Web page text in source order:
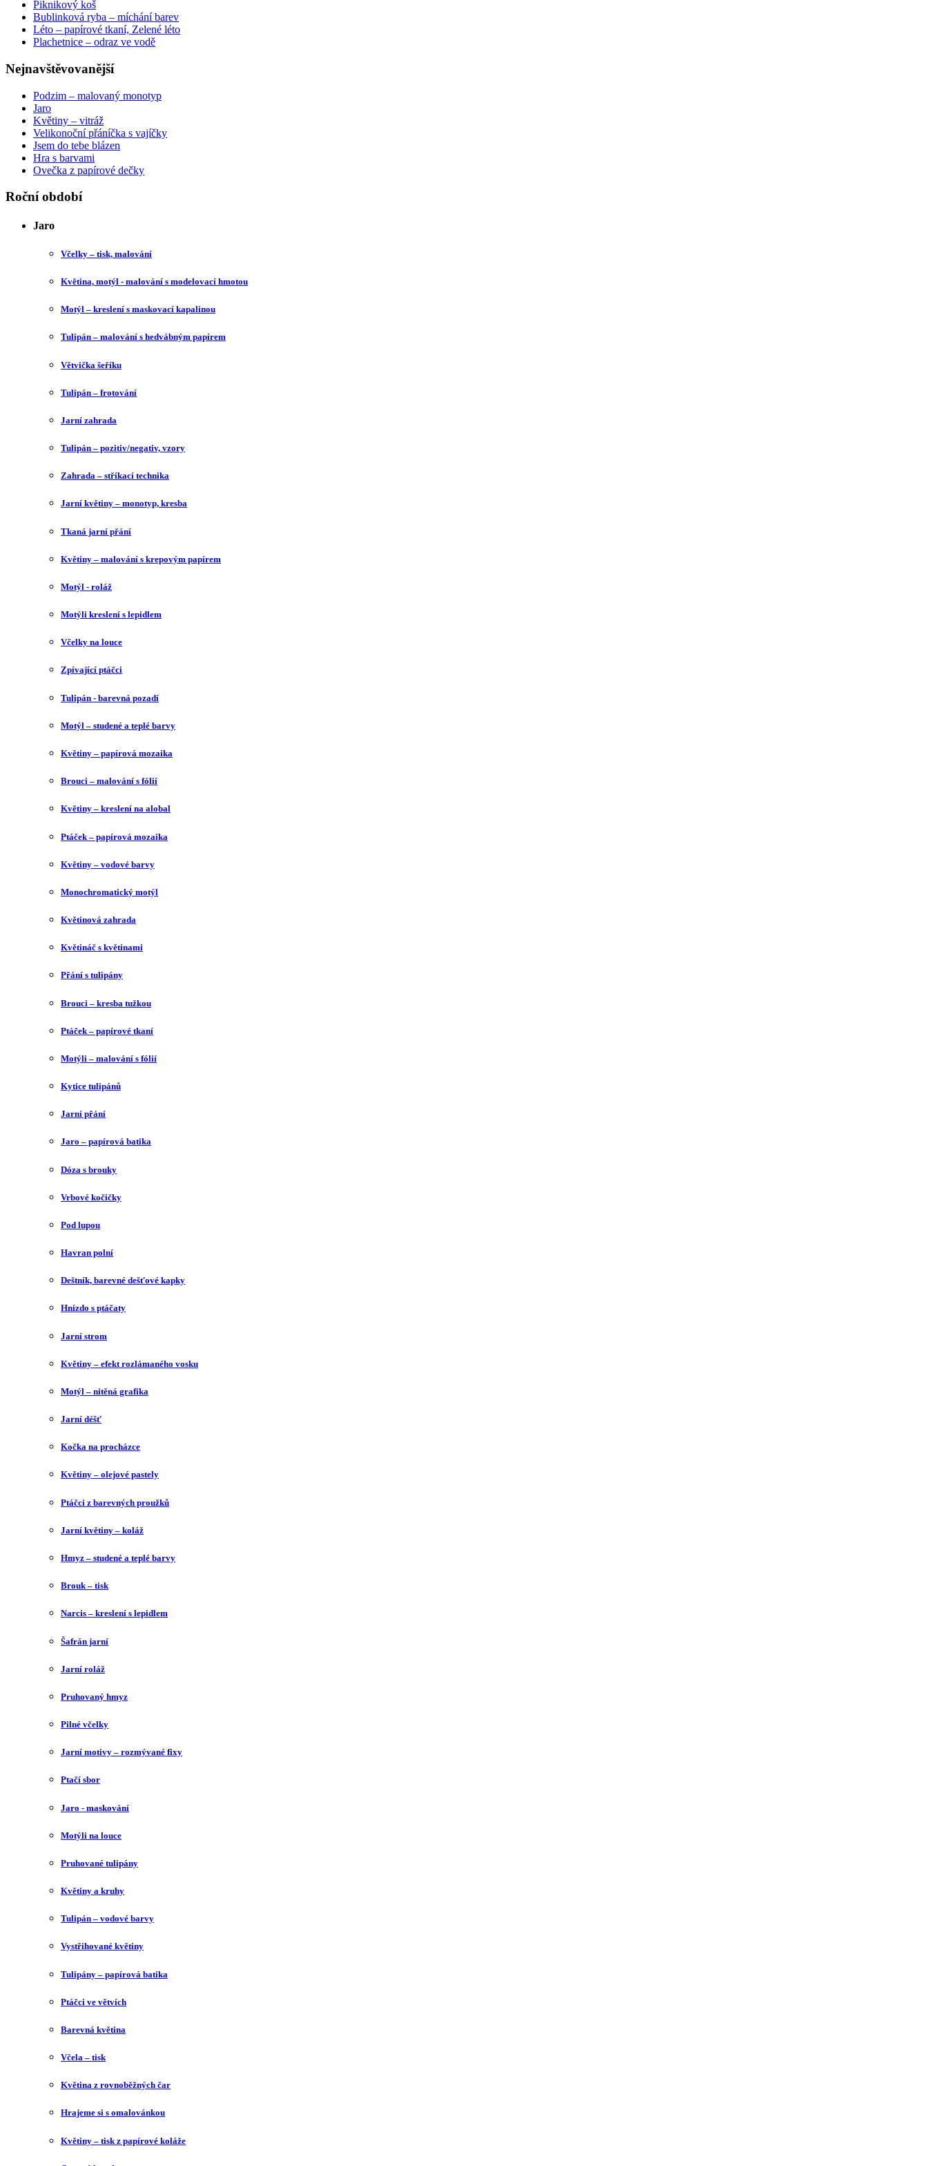
Piknikový koš
Bublinková ryba – míchání barev
Léto – papírové tkaní, Zelené léto
Plachetnice – odraz ve vodě
Nejnavštěvovanější
Podzim – malovaný monotyp
Jaro
Květiny – vitráž
Velikonoční přáníčka s vajíčky
Jsem do tebe blázen
Hra s barvami
Ovečka z papírové dečky
Roční období
Jaro
Včelky – tisk, malování
Květina, motýl - malování s modelovací hmotou
Motýl – kreslení s maskovací kapalinou
Tulipán – malování s hedvábným papírem
Větvička šeříku
Tulipán – frotování
Jarní zahrada
Tulipán – pozitiv/negativ, vzory
Zahrada – stříkací technika
Jarní květiny – monotyp, kresba
Tkaná jarní přání
Květiny – malování s krepovým papírem
Motýl - roláž
Motýli kreslení s lepidlem
Včelky na louce
Zpívající ptáčci
Tulipán - barevná pozadí
Motýl – studené a teplé barvy
Květiny – papírová mozaika
Brouci – malování s fólií
Květiny – kreslení na alobal
Ptáček – papírová mozaika
Květiny – vodové barvy
Monochromatický motýl
Květinová zahrada
Květináč s květinami
Přání s tulipány
Brouci – kresba tužkou
Ptáček – papírové tkaní
Motýli – malování s fólií
Kytice tulipánů
Jarní přání
Jaro – papírová batika
Dóza s brouky
Vrbové kočičky
Pod lupou
Havran polní
Deštník, barevné dešťové kapky
Hnízdo s ptáčaty
Jarní strom
Květiny – efekt rozlámaného vosku
Motýl – nitěná grafika
Jarní déšť
Kočka na procházce
Květiny – olejové pastely
Ptáčci z barevných proužků
Jarní květiny – koláž
Hmyz – studené a teplé barvy
Brouk – tisk
Narcis – kreslení s lepidlem
Šafrán jarní
Jarní roláž
Pruhovaný hmyz
Pilné včelky
Jarní motivy – rozmývané fixy
Ptačí sbor
Jaro - maskování
Motýli na louce
Pruhované tulipány
Květiny a kruhy
Tulipán – vodové barvy
Vystřihované květiny
Tulipány – papírová batika
Ptáčci ve větvích
Barevná květina
Včela – tisk
Květina z rovnoběžných čar
Hrajeme si s omalovánkou
Květiny – tisk z papírové koláže